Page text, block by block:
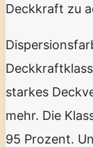
Deckkraft zu
starkes
mehr. Die
95 Prozent.